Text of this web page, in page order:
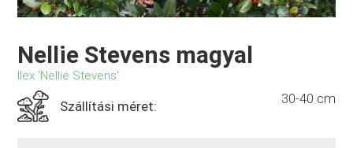
Nellie Stevens magyal
Ilex 'Nellie Stevens'
Szállítási méret: 30-40 cm